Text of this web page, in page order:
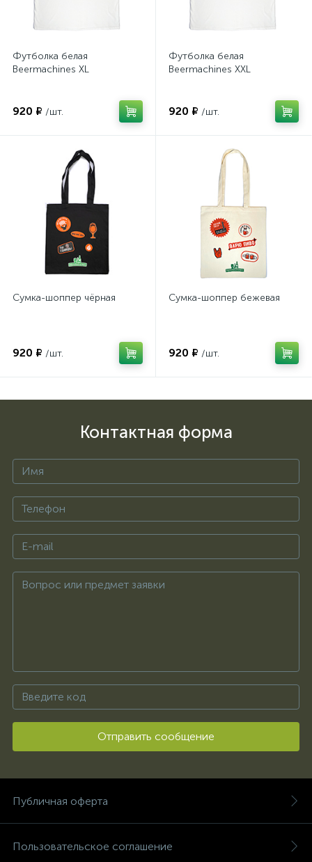
Футболка белая
Beermachines XL
920 ₽ /шт.
Футболка белая
Beermachines XXL
920 ₽ /шт.
Сумка-шоппер чёрная
920 ₽ /шт.
Сумка-шоппер бежевая
920 ₽ /шт.
Контактная форма
Отправить сообщение
Публичная оферта
Пользовательское соглашение